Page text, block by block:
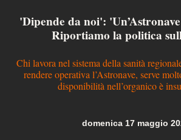
'Dipende da noi':
Riportiamo la politica
Chi lavora nel sistema della sanità
rendere operativa l’Astronave, serve
disponibilità nell’organico è
domenica 17 maggio